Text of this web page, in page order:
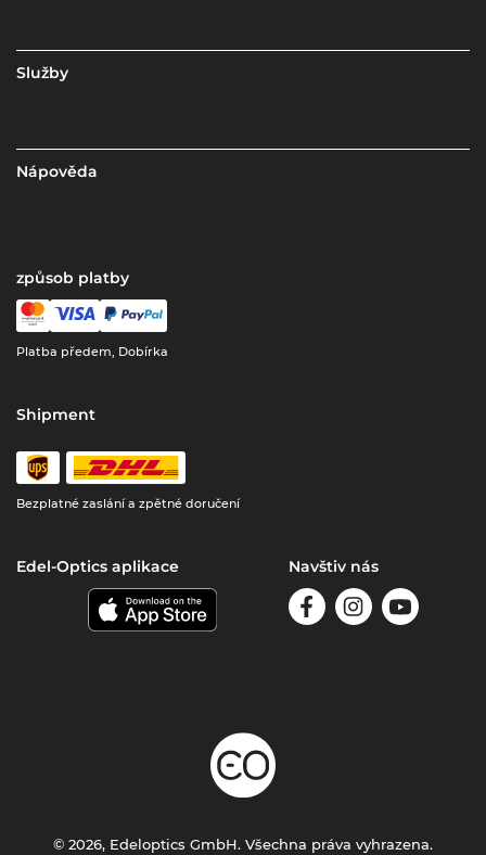
Služby
Nápověda
způsob platby
Platba předem, Dobírka
Shipment
Bezplatné zaslání a zpětné doručení
Edel-Optics aplikace Navštiv nás
© 2026, Edeloptics GmbH. Všechna práva vyhrazena.